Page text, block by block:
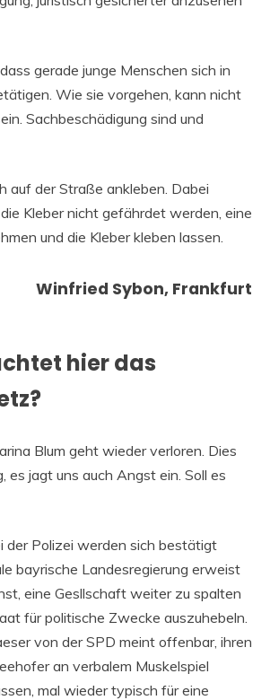
gerade junge Menschen sich in
Wie sie vorgehen, kann nicht
Sachbeschädigung sind und
auf der Straße ankleben. Dabei
Kleber nicht gefährdet werden, eine
und die Kleber kleben lassen.
Winfried Sybon, Frankfurt
hier das
Blum geht wieder verloren. Dies
es jagt uns auch Angst ein. Soll es
der Polizei werden sich bestätigt
bayrische Landesregierung erweist
eine Gesllschaft weiter zu spalten
für politische Zwecke auszuhebeln.
von der SPD meint offenbar, ihren
an verbalem Muskelspiel
mal wieder typisch für eine